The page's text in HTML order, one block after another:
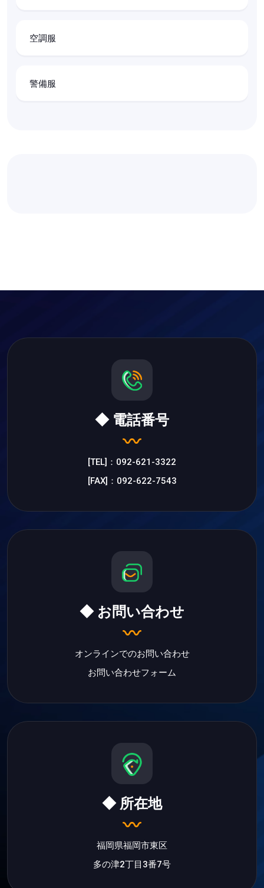
空調服
警備服
◆ 電話番号
[TEL]：092-621-3322
[FAX]：092-622-7543
◆ お問い合わせ
オンラインでのお問い合わせ
お問い合わせフォーム
◆ 所在地
福岡県福岡市東区
多の津2丁目3番7号